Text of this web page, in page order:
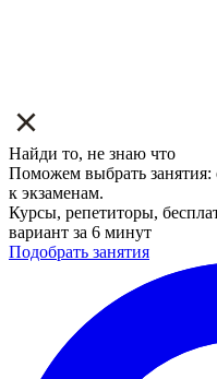
Найди то, не знаю что
Поможем выбрать занятия:
к экзаменам.
Курсы, репетиторы,
вариант за 6 минут
Подобрать занятия